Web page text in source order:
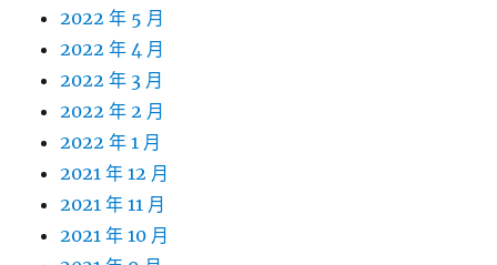
2022 年 5 月
2022 年 4 月
2022 年 3 月
2022 年 2 月
2022 年 1 月
2021 年 12 月
2021 年 11 月
2021 年 10 月